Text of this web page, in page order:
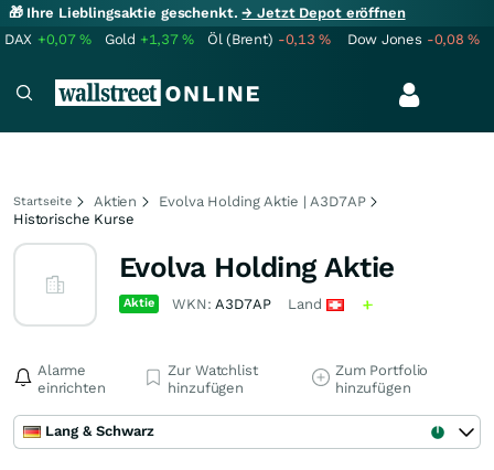
🎁 Ihre Lieblingsaktie geschenkt.→ Jetzt Depot eröffnen
DAX +0,07% Gold +1,37% Öl (Brent) -0,13% Dow Jones -0,08%
Startseite Aktien
Evolva Holding Aktie | A3D7AP
Historische Kurse
Evolva Holding Aktie
Aktie WKN:A3D7AP Land
Alarme
einrichten
Zur Watchlist
hinzufügen
Zum Portfolio
hinzufügen
Lang & Schwarz